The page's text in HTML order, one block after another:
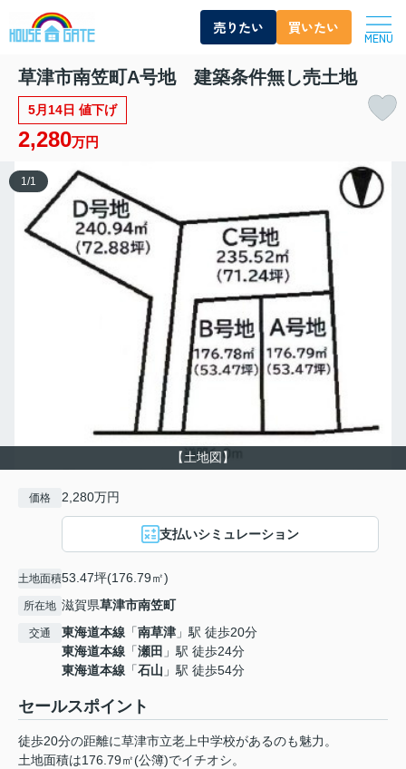
売りたい 買いたい
MENU
草津市南笠町A号地 建築条件無し売土地
5月14日 値下げ
2,280万円
【土地図】
1 /1
価格 2,280万円
支払いシミュレーション
土地面積53.47坪(176.79㎡)
所在地 滋賀県草津市南笠町
交通 東海道本線 「南草津 」駅 徒歩20分
東海道本線 「瀬田 」駅 徒歩24分
東海道本線 「石山 」駅 徒歩54分
セールスポイント
徒歩20分の距離に草津市立老上中学校があるのも魅力。
土地面積は176.79㎡(公簿)でイチオシ。